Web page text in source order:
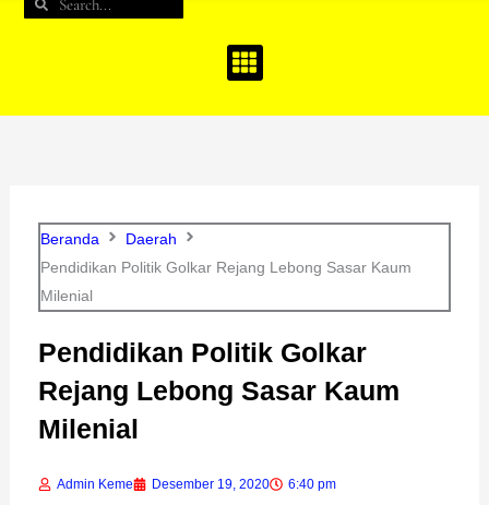
Beranda
Daerah
Pendidikan Politik Golkar Rejang Lebong Sasar Kaum
Milenial
Pendidikan Politik Golkar
Rejang Lebong Sasar Kaum
Milenial
Admin Keme Desember 19, 2020 6:40 pm